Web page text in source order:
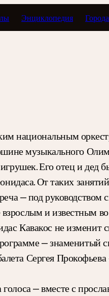
Энциклопедия
национальным
музыкального
Его отец и
От таких
— под
и известным
Кавакос не изменит
—
Сергея
— вместе с